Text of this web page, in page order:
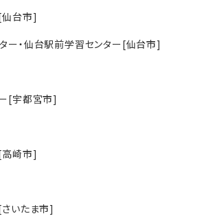
仙台市]
ー・仙台駅前学習センター[仙台市]
[宇都宮市]
高崎市]
いたま市]